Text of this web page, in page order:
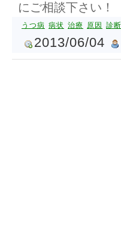
にご相談下さい！
うつ病 病状 治療 原因 診断
2013/06/04